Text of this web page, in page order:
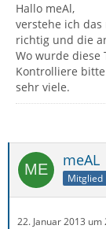
Hallo meAl,
verstehe ich
richtig und die
Wo wurde diese
Kontrolliere
sehr viele.
meAL
Mitglied
22. Januar 2013 um